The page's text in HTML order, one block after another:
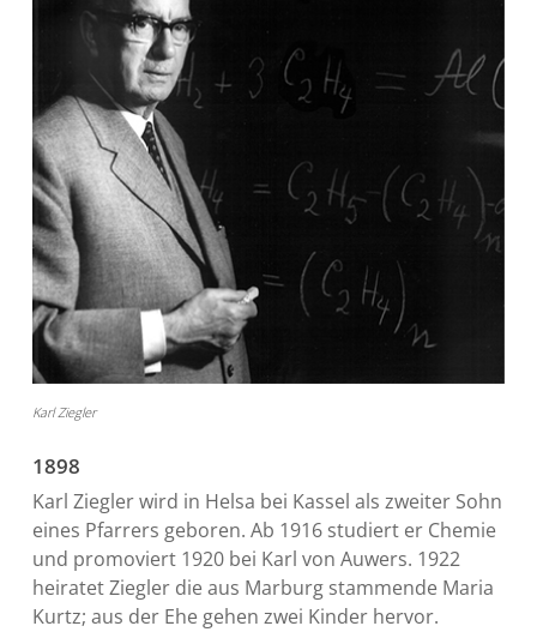
Karl Ziegler
1898
Karl Ziegler wird in Helsa bei Kassel als zweiter Sohn
eines Pfarrers geboren. Ab 1916 studiert er Chemie
und promoviert 1920 bei Karl von Auwers. 1922
heiratet Ziegler die aus Marburg stammende Maria
Kurtz; aus der Ehe gehen zwei Kinder hervor.